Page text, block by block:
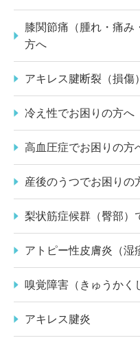
膝関節痛（腫れ・痛み
方へ
アキレス腱断裂（損傷
冷え性でお困りの方へ
高血圧症でお困りの方
産後のうつでお困りの
梨状筋症候群（臀部）
アトピー性皮膚炎（湿
嗅覚障害（きゅうかく
アキレス腱炎